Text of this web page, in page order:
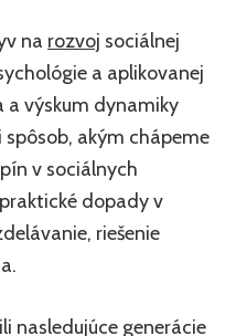
na rozvoj sociálnej
a aplikovanej
a výskum dynamiky
akým chápeme
v sociálnych
dopady v
riešenie
nasledujúce generácie